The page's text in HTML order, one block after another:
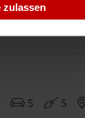
zulassen
5 5